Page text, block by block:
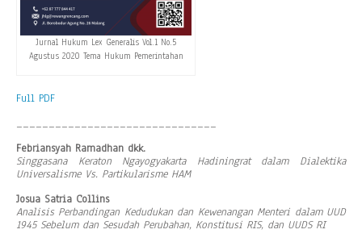
Jurnal Hukum Lex Generalis Vol.1 No.5
Agustus 2020 Tema Hukum Pemerintahan
Full PDF
_______________________________
Febriansyah Ramadhan dkk.
Singgasana Keraton Ngayogyakarta Hadiningrat dalam Dialektika
Universalisme Vs. Partikularisme HAM
Josua Satria Collins
Analisis Perbandingan Kedudukan dan Kewenangan Menteri dalam UUD
1945 Sebelum dan Sesudah Perubahan, Konstitusi RIS, dan UUDS RI